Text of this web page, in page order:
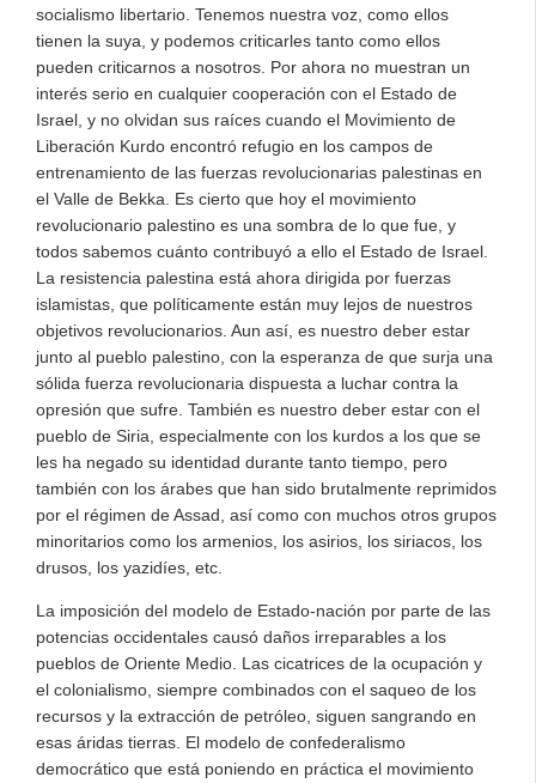
socialismo libertario. Tenemos nuestra voz, como ellos
tienen la suya, y podemos criticarles tanto como ellos
pueden criticarnos a nosotros. Por ahora no muestran un
interés serio en cualquier cooperación con el Estado de
Israel, y no olvidan sus raíces cuando el Movimiento de
Liberación Kurdo encontró refugio en los campos de
entrenamiento de las fuerzas revolucionarias palestinas en
el Valle de Bekka. Es cierto que hoy el movimiento
revolucionario palestino es una sombra de lo que fue, y
todos sabemos cuánto contribuyó a ello el Estado de Israel.
La resistencia palestina está ahora dirigida por fuerzas
islamistas, que políticamente están muy lejos de nuestros
objetivos revolucionarios. Aun así, es nuestro deber estar
junto al pueblo palestino, con la esperanza de que surja una
sólida fuerza revolucionaria dispuesta a luchar contra la
opresión que sufre. También es nuestro deber estar con el
pueblo de Siria, especialmente con los kurdos a los que se
les ha negado su identidad durante tanto tiempo, pero
también con los árabes que han sido brutalmente reprimidos
por el régimen de Assad, así como con muchos otros grupos
minoritarios como los armenios, los asirios, los siriacos, los
drusos, los yazidíes, etc.
La imposición del modelo de Estado-nación por parte de las
potencias occidentales causó daños irreparables a los
pueblos de Oriente Medio. Las cicatrices de la ocupación y
el colonialismo, siempre combinados con el saqueo de los
recursos y la extracción de petróleo, siguen sangrando en
esas áridas tierras. El modelo de confederalismo
democrático que está poniendo en práctica el movimiento